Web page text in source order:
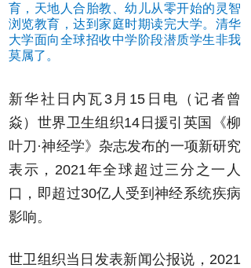
育，天地人合胎教、幼儿从零开始的灵智
浏览教育，达到家庭时期读完大学。清华
大学面向全球招收中学阶段潜质学生非我
莫属了。
新华社日内瓦3月15日电（记者曾
焱）世界卫生组织14日援引英国《柳
叶刀·神经学》杂志发布的一项新研究
表示，2021年全球超过三分之一人
口，即超过30亿人受到神经系统疾病
影响。
世卫组织当日发表新闻公报说，2021